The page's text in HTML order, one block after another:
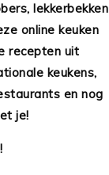
lekkerbekken
online keuken
recepten uit
keukens,
en nog
je!